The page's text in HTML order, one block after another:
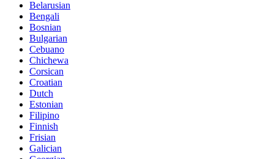
Belarusian
Bengali
Bosnian
Bulgarian
Cebuano
Chichewa
Corsican
Croatian
Dutch
Estonian
Filipino
Finnish
Frisian
Galician